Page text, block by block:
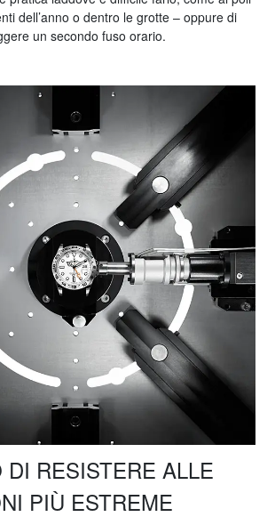
dell’anno o dentro le grotte – oppure di
un secondo fuso orario.
DI RESISTERE ALLE
PIÙ ESTREME